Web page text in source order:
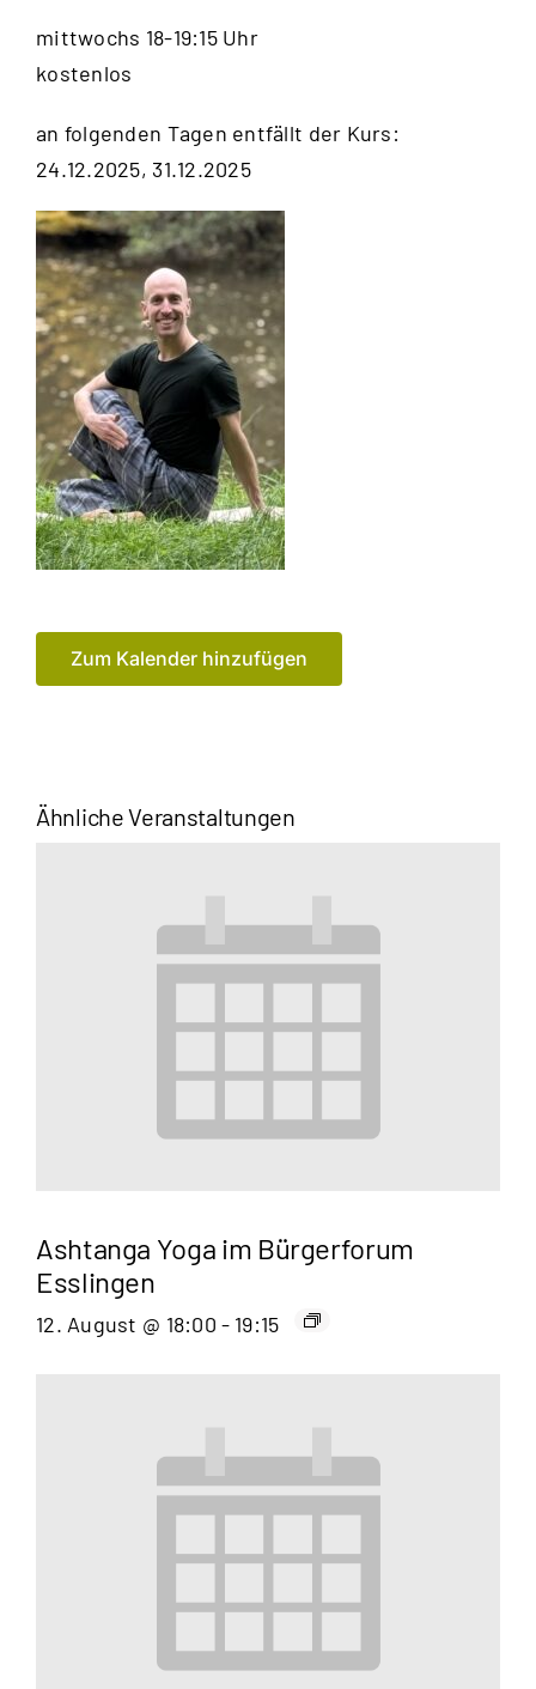
mittwochs 18-19:15 Uhr
kostenlos
an folgenden Tagen entfällt der Kurs:
24.12.2025, 31.12.2025
Zum Kalender hinzufügen
Ähnliche Veranstaltungen
Ashtanga Yoga im Bürgerforum
Esslingen
12. August @ 18:00 - 19:15